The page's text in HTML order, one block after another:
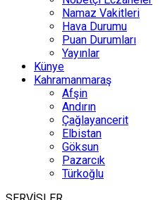
Namaz Vakitleri
Hava Durumu
Puan Durumları
Yayınlar
Künye
Kahramanmaraş
Afşin
Andırın
Çağlayancerit
Elbistan
Göksun
Pazarcık
Türkoğlu